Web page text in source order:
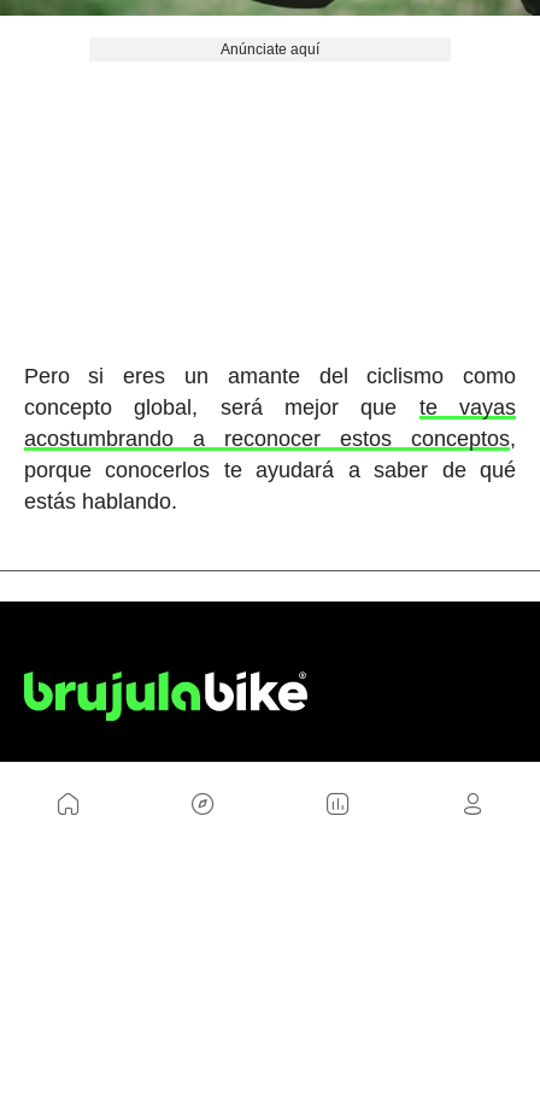
Anúnciate aquí
Pero si eres un amante del ciclismo como
concepto global, será mejor que te vayas
acostumbrando a reconocer estos conceptos,
porque conocerlos te ayudará a saber de qué
estás hablando.
NOSOTROS